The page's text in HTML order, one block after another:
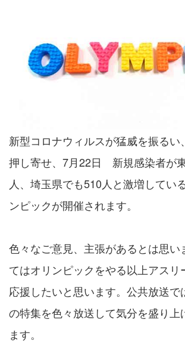
新型コロナウィルスが猛威を振るい
押し寄せ、7月22日 新規感染者が
人、埼玉県でも510人と激増してい
ンピックが開催されます。
色々なご意見、主張があるとは思い
てはオリンピックをやる以上アスリ
応援したいと思います。公共放送で
の特集を色々放送して気分を盛り上
ます。